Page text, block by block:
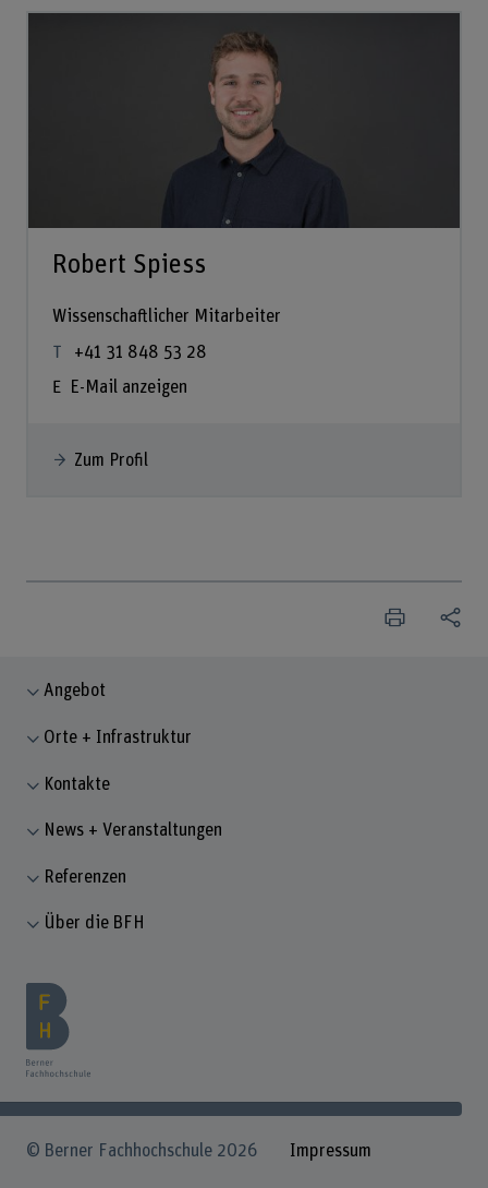
Robert Spiess
Wissenschaftlicher Mitarbeiter
+41 31 848 53 28
E-Mail anzeigen
Zum Profil
Angebot
Orte + Infrastruktur
Kontakte
News + Veranstaltungen
Referenzen
Über die BFH
© Berner Fachhochschule 2026 Impressum